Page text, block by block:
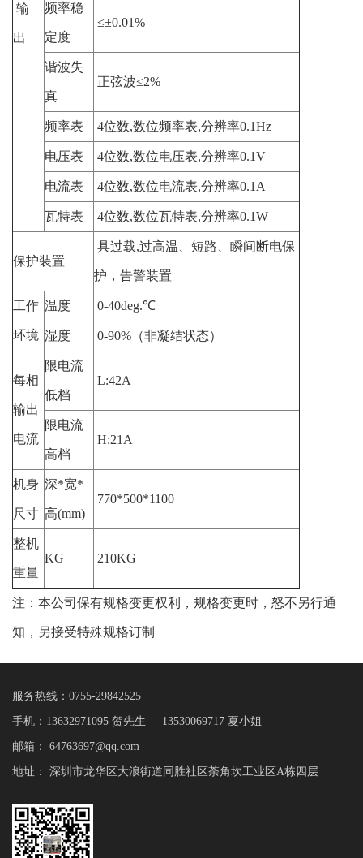
输
出
频率稳
定度
≤±0.01%
谐波失
真
正弦波≤2%
频率表 4位数,数位频率表,分辨率0.1Hz
电压表 4位数,数位电压表,分辨率0.1V
电流表 4位数,数位电流表,分辨率0.1A
瓦特表 4位数,数位瓦特表,分辨率0.1W
保护装置
具过载,过高温、短路、瞬间断电保
护，告警装置
工作
环境
温度 0-40deg.℃
湿度 0-90% （非凝结状态）
每相
输出
电流
限电流
低档
L:42A
限电流
高档
H:21A
机身
尺寸
深*宽*
高(mm)
770*500*1100
整机
重量
KG 210KG
注：本公司保有规格变更权利，规格变更时，怒不另行通
知，另接受特殊规格订制
服务热线： 0755-29842525
手机：13632971095 贺先生 13530069717 夏小姐
邮箱： 64763697@qq.com
地址： 深圳市龙华区大浪街道同胜社区荼角坎工业区A栋四层